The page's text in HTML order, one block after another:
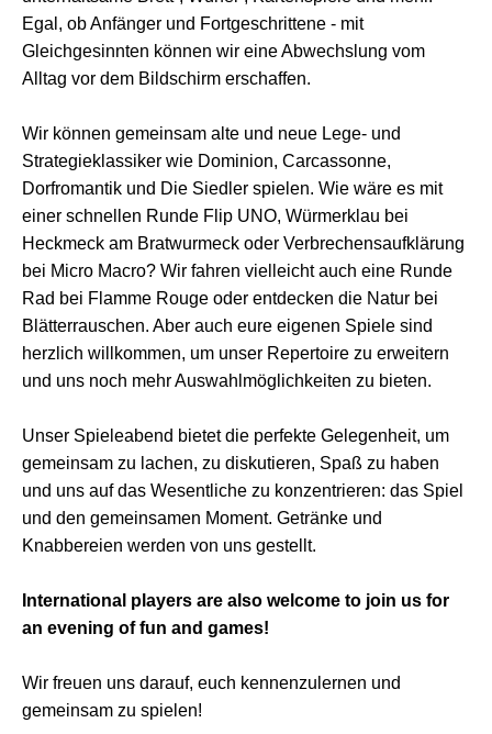
Egal, ob Anfänger und Fortgeschrittene - mit
Gleichgesinnten können wir eine Abwechslung vom
Alltag vor dem Bildschirm erschaffen.
Wir können gemeinsam alte und neue Lege- und
Strategieklassiker wie Dominion, Carcassonne,
Dorfromantik und Die Siedler spielen. Wie wäre es mit
einer schnellen Runde Flip UNO, Würmerklau bei
Heckmeck am Bratwurmeck oder Verbrechensaufklärung
bei Micro Macro? Wir fahren vielleicht auch eine Runde
Rad bei Flamme Rouge oder entdecken die Natur bei
Blätterrauschen. Aber auch eure eigenen Spiele sind
herzlich willkommen, um unser Repertoire zu erweitern
und uns noch mehr Auswahlmöglichkeiten zu bieten.
Unser Spieleabend bietet die perfekte Gelegenheit, um
gemeinsam zu lachen, zu diskutieren, Spaß zu haben
und uns auf das Wesentliche zu konzentrieren: das Spiel
und den gemeinsamen Moment. Getränke und
Knabbereien werden von uns gestellt.
International players are also welcome to join us for
an evening of fun and games!
Wir freuen uns darauf, euch kennenzulernen und
gemeinsam zu spielen!